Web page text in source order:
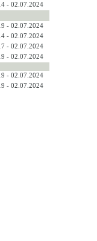
- 02.07.2024
- 02.07.2024
- 02.07.2024
- 02.07.2024
- 02.07.2024
- 02.07.2024
- 02.07.2024